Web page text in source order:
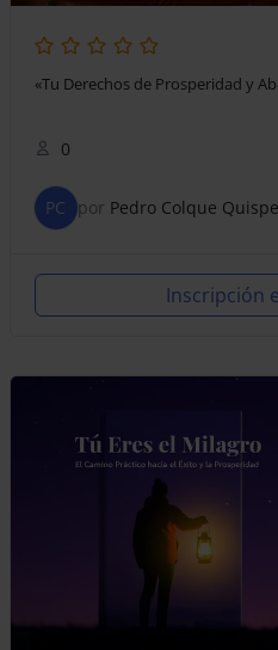
«Tu Derechos de Prosperidad y
0
PC por Pedro Colque Quispe
Inscripción